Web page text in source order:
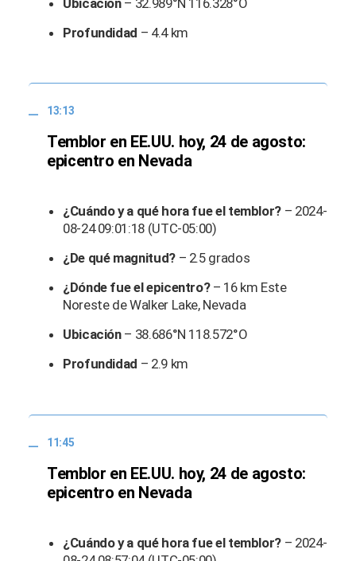
Profundidad – 4.4 km
13:13
Temblor en EE.UU. hoy, 24 de agosto:
epicentro en Nevada
¿Cuándo y a qué hora fue el temblor? – 2024-
08-24 09:01:18 (UTC-05:00)
¿De qué magnitud? – 2.5 grados
¿Dónde fue el epicentro? – 16 km Este
Noreste de Walker Lake, Nevada
Ubicación– 38.686°N 118.572°O
Profundidad – 2.9 km
11:45
Temblor en EE.UU. hoy, 24 de agosto:
epicentro en Nevada
¿Cuándo y a qué hora fue el temblor? – 2024-